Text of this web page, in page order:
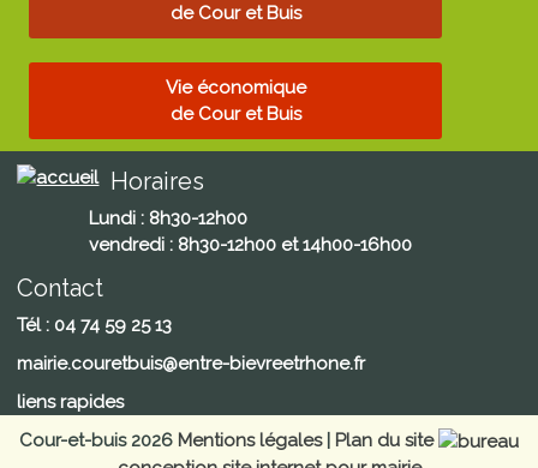
de Cour et Buis
Vie économique
de Cour et Buis
Horaires
Lundi : 8h30-12h00
vendredi : 8h30-12h00 et 14h00-16h00
Contact
Tél : 04 74 59 25 13
mairie.couretbuis@entre-bievreetrhone.fr
liens rapides
Cour-et-buis 2026 Mentions légales| Plan du site